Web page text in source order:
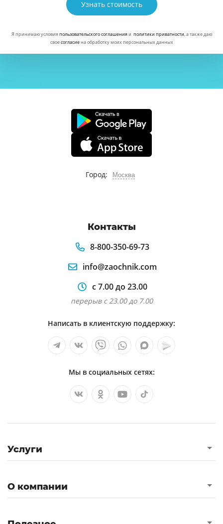
Узнать стоимость
Я принимаю условияпользовательского соглашенияи политики приватности, а также даю
своесогласиена обработку моих персональных данных
Город: Москва
Контакты
8-800-350-69-73
info@zaochnik.com
с 7.00 до 23.00
перерыв с 23.00 до 7.00
Написать в клиентскую поддержку:
Мы в социальных сетях:
Услуги
О компании